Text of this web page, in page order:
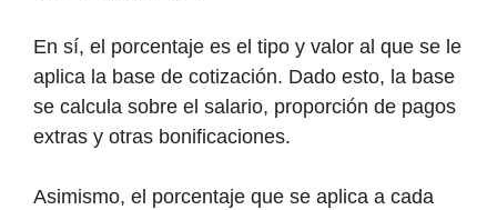
En sí, el porcentaje es el tipo y valor al que se le
aplica la base de cotización. Dado esto, la base
se calcula sobre el salario, proporción de pagos
extras y otras bonificaciones.
Asimismo, el porcentaje que se aplica a cada